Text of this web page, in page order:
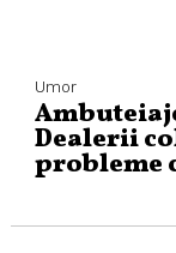
Umor
Dealerii
probleme